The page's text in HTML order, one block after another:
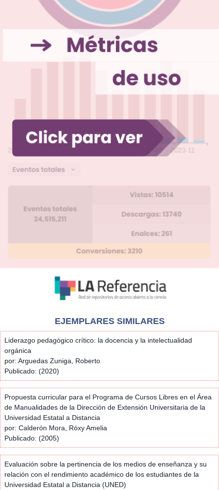
EJEMPLARES SIMILARES
Liderazgo pedagógico crítico: la docencia y la intelectualidad
orgánica
por: Arguedas Zuniga, Roberto
Publicado: (2020)
Propuesta curricular para el Programa de Cursos Libres en el Área
de Manualidades de la Dirección de Extensión Universitaria de la
Universidad Estatal a Distancia
por: Calderón Mora, Róxy Amelia
Publicado: (2005)
Evaluación sobre la pertinencia de los medios de enseñanza y su
relación con el rendimiento académico de los estudiantes de la
Universidad Estatal a Distancia (UNED)